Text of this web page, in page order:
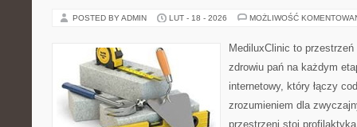
POSTED BY ADMIN LUT - 18 - 2026 MOŻLIWOŚĆ
MediluxClinic to
zdrowiu pań na każdym
internetowy, który łączy
zrozumieniem dla
przestrzeni stoi